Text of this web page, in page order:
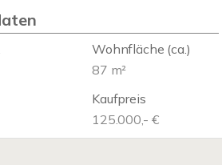
Wohnfläche (ca.)
87 m²
Kaufpreis
125.000,- €